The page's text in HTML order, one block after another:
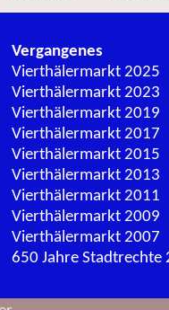
Vergangenes
Vierthälermarkt 2025
Vierthälermarkt 2023
Vierthälermarkt 2019
Vierthälermarkt 2017
Vierthälermarkt 2015
Vierthälermarkt 2013
Vierthälermarkt 2011
Vierthälermarkt 2009
Vierthälermarkt 2007
650 Jahre Stadtrechte